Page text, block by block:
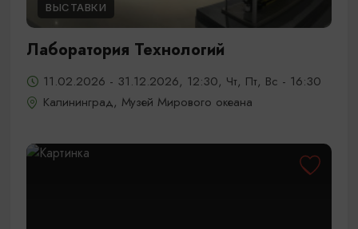
ВЫСТАВКИ
Лаборатория Технологий
11.02.2026 - 31.12.2026, 12:30, Чт, Пт, Вс - 16:30
Калининград, Музей Мирового океана